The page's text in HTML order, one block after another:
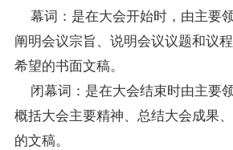
幕词：是在大会开始时，由主要
阐明会议宗旨、说明会议议题和议
希望的书面文稿。
闭幕词：是在大会结束时由主要
概括大会主要精神、总结大会成果
的文稿。